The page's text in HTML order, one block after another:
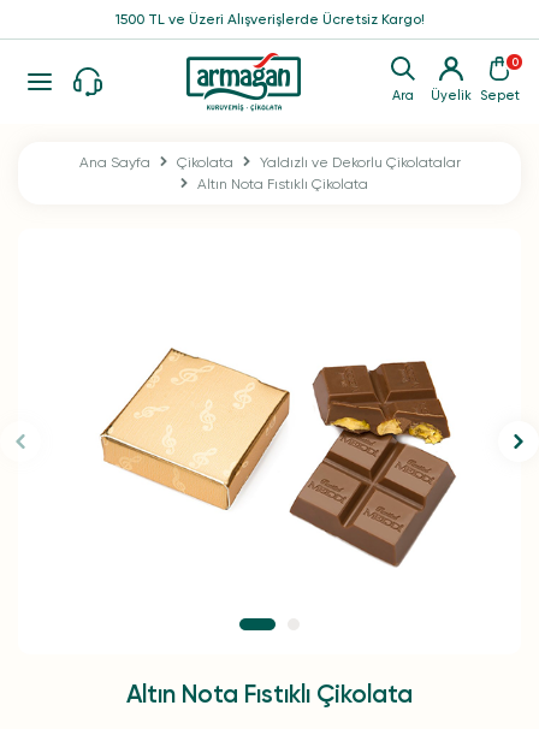
Ara Üyelik
0
Sepet
1500 TL ve Üzeri Alışverişlerde Ücretsiz Kargo!
Ana Sayfa Çikolata
Yaldızlı ve Dekorlu Çikolatalar
Altın Nota Fıstıklı Çikolata
Altın Nota Fıstıklı Çikolata